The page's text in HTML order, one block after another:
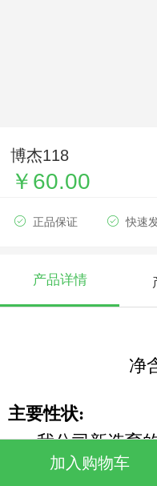
博杰118
￥60.00
正品保证 快速
产品详情
净
主要性状:
我公司新选育
种腰瓜长35厘米左
加入购物车